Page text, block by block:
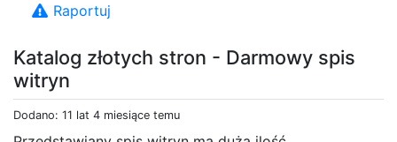
Katalog złotych stron - Darmowy spis
witryn
Dodano: 11 lat 4 miesiące temu
Raportuj